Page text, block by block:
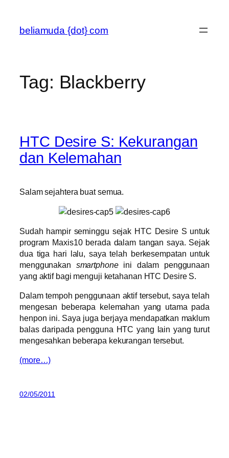
content
beliamuda {dot} com
Tag: Blackberry
HTC Desire S: Kekurangan
dan Kelemahan
Salam sejahtera buat semua.
Sudah hampir seminggu sejak HTC Desire S untuk
program Maxis10 berada dalam tangan saya. Sejak
dua tiga hari lalu, saya telah berkesempatan untuk
menggunakan smartphoneini dalam penggunaan
yang aktif bagi menguji ketahanan HTC Desire S.
Dalam tempoh penggunaan aktif tersebut, saya telah
mengesan beberapa kelemahan yang utama pada
henpon ini. Saya juga berjaya mendapatkan maklum
balas daripada pengguna HTC yang lain yang turut
mengesahkan beberapa kekurangan tersebut.
(more…)
02/05/2011